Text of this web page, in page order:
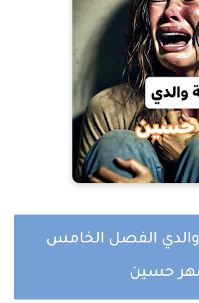
الفصل الخامس
حسين